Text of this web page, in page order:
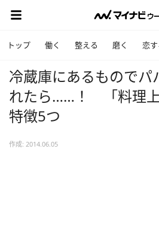
トップ 働く 整える 磨く 恋す
冷蔵庫にあるものでパ
れたら……！ 「料理
特徴5つ
作成: 2014.06.05